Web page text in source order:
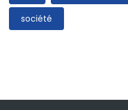
société